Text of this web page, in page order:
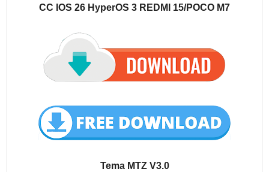
CC IOS 26 HyperOS 3 REDMI 15/POCO M7
Tema MTZ V3.0